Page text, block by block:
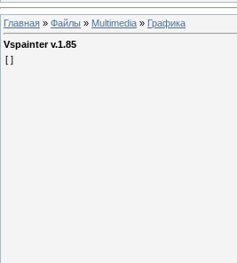
Главная » Файлы » Multimedia » Графика
Vspainter v.1.85
[ ]